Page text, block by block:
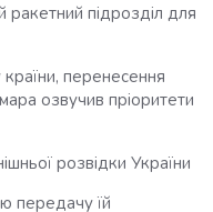
ракетний підрозділ для
перенесення
озвучив пріоритети
розвідки України
передачу їй